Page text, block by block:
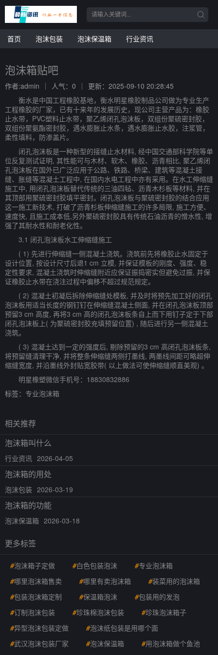
首页 泡沫包装 泡沫保温箱 行业资讯
泡沫箱贴吧
作者:admin 人气：0
更新：2025-09-10 20:28:45
衡水是中国工程橡胶基地，衡水明星橡胶制品公司做为专业生产
工程橡胶的厂家，已有十来年的发展历史，现公司主营产品为：橡胶
止水带，PVC塑料止水带，聚乙烯闭孔泡沫板，双组份聚硫密封胶，
双组份聚氨酯密封胶，遇水膨胀止水条，遇水膨胀止水胶，注浆管，
柔性填料，防渗盖片。
闭孔泡沫板是一种新型的接缝止水材料, 经中国交通部科学院等单
位反复测试证明, 其性能可与木材、软木、橡胶、沥青相比, 聚乙烯闭
孔泡沫板在国外已广泛应用于公路、铁路、桥梁、建筑等混凝土接
缝、胀缝等混凝土工程中, 在国内水电工程中亦有采用。在水工伸缩缝
施工中, 用闭孔泡沫板替代传统的三油四毡、沥青木杉板等材料, 并在
其顶部用聚硫密封胶填平密封。闭孔泡沫板与聚硫密封胶的结合应用
这一施工新技术, 打破了沥青杉板伸缩缝施工的许多局限, 施工方便、
速度快, 且施工成本低,另外聚硫密封胶具有传统石油沥青的憎水性, 增
强了其耐水性和耐老化性。
3.1 闭孔泡沫板水工伸缩缝施工
( 1) 先进行伸缩缝一侧混凝土浇筑。浇筑前先将橡胶止水固定于
设计位置, 按设计尺寸后退1 cm 立模, 并保证模板的刚度、强度、稳
定性要求, 混凝土浇筑时伸缩缝附近应保证振捣密实但避免过振, 并保
证橡胶止水带在浇注过程中偏移不超过规范规定。
( 2) 混凝土初凝后拆除伸缩缝处模板, 并及时将预先加工好的闭孔
泡沫板用适当长度的钢钉钉在伸缩缝混凝土侧面, 并在闭孔泡沫板顶部
预留3 cm 高度, 再将3 cm 高的闭孔泡沫板条自上而下用钉子定于下部
闭孔泡沫板上( 为聚硫密封胶充填预留位置) , 随后进行另一侧混凝土
浇筑。
( 3) 混凝土达到一定的强度后, 剔除预留的3 cm 高闭孔泡沫板条,
将预留缝清理干净, 并将整条伸缩缝两侧打墨线, 两墨线间距可略超伸
缩缝宽度, 并沿墨线外封贴宽胶带( 以上做法可使伸缩缝顺直美观) 。
明星橡塑微信手机号：18830832886
标签： 专业泡沫箱
相关推荐
泡沫箱叫什么
行业资讯 2026-04-05
泡沫箱的用处
泡沫包装 2026-03-19
泡沫箱的功能
泡沫保温箱 2026-03-18
更多标签
#泡沫箱子定做 #白色包装泡沫 #专业泡沫箱
#哪里泡沫箱售卖 #哪里有卖泡沫箱 #装菜用的泡沫箱
#包装泡沫箱定制 #保温箱泡沫 #包装用的发泡
#订制泡沫包装 #珍珠棉泡沫包装 #珍珠泡沫箱子
#异型泡沫包装定做 #泡沫纸包装是用哪个面
#武汉泡沫包装厂家 #泡沫保温箱 #用泡沫箱做个鱼池